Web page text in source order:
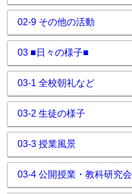
02-9 その他の活動
03 ■日々の様子■
03-1 全校朝礼など
03-2 生徒の様子
03-3 授業風景
03-4 公開授業・教科研究会